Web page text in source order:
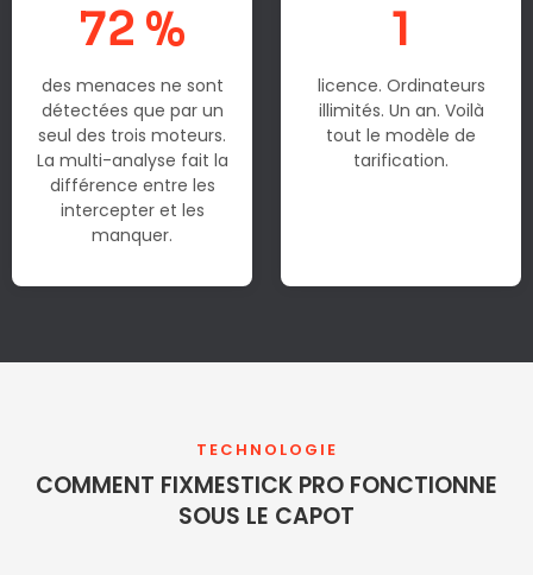
72 %
des menaces ne sont
détectées que par un
seul des trois moteurs.
La multi-analyse fait la
différence entre les
intercepter et les
manquer.
1
licence. Ordinateurs
illimités. Un an. Voilà
tout le modèle de
tarification.
TECHNOLOGIE
COMMENT FIXMESTICK PRO FONCTIONNE
SOUS LE CAPOT